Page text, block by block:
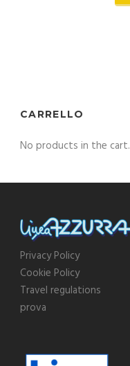
CARRELLO
No products in the cart.
Privacy Policy
Cookie Policy
Travel regulations
prova